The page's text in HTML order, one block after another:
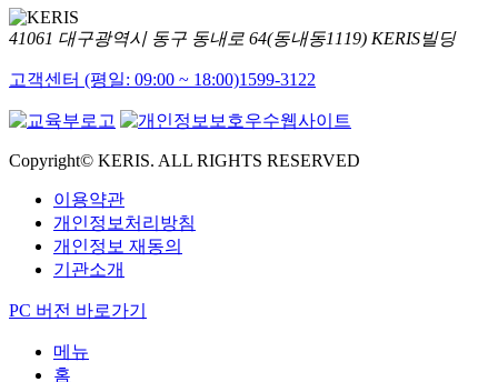
41061 대구광역시 동구 동내로 64(동내동1119) KERIS빌딩
고객센터 (평일: 09:00 ~ 18:00)1599-3122
Copyright© KERIS. ALL RIGHTS RESERVED
이용약관
개인정보처리방침
개인정보 재동의
기관소개
PC 버전 바로가기
메뉴
홈